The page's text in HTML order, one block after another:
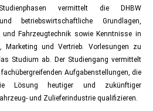
vermittelt die DHBW
betriebswirtschaftliche Grundlagen,
Fahrzeugtechnik sowie Kenntnisse in
Marketing und Vertrieb. Vorlesungen zu
Studium ab. Der Studiengang vermittelt
Aufgabenstellungen, die
heutiger und zukünftiger
und Zulieferindustrie qualifizieren.